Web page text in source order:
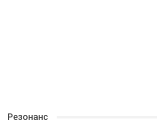
Резонанс